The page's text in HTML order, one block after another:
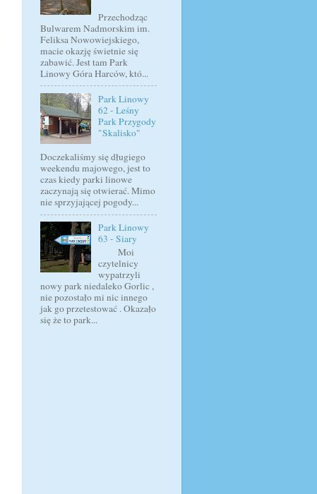
Przechodząc
Bulwarem Nadmorskim im.
Feliksa Nowowiejskiego,
macie okazję świetnie się
zabawić. Jest tam Park
Linowy Góra Harców, któ...
Park Linowy
62 - Leśny
Park Przygody
"Skalisko"
Doczekaliśmy się długiego
weekendu majowego, jest to
czas kiedy parki linowe
zaczynają się otwierać. Mimo
nie sprzyjającej pogody...
Park Linowy
63 - Siary
Moi
czytelnicy
wypatrzyli
nowy park niedaleko Gorlic ,
nie pozostało mi nic innego
jak go przetestować . Okazało
się że to park...